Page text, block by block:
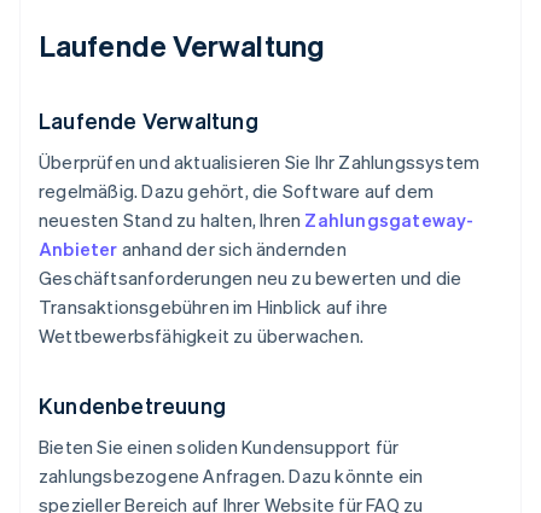
Laufende Verwaltung
Laufende Verwaltung
Überprüfen und aktualisieren Sie Ihr Zahlungssystem
regelmäßig. Dazu gehört, die Software auf dem
neuesten Stand zu halten, Ihren Zahlungsgateway-
Anbieter anhand der sich ändernden
Geschäftsanforderungen neu zu bewerten und die
Transaktionsgebühren im Hinblick auf ihre
Wettbewerbsfähigkeit zu überwachen.
Kundenbetreuung
Bieten Sie einen soliden Kundensupport für
zahlungsbezogene Anfragen. Dazu könnte ein
spezieller Bereich auf Ihrer Website für FAQ zu